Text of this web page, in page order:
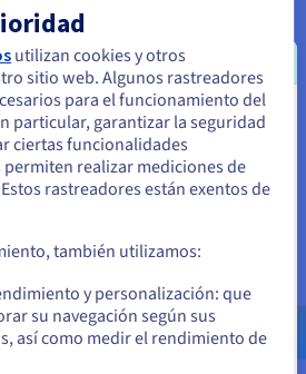
el servicio de almacenamiento
acceso para adaptarse a las cargas
en modo bloque a través de RBD,
a través del sistema de archivos
de objetos a través de
ubicado en Estados
desde Estados Unidos, deberá buscar
una cuenta.
Inglés USD - $
utilizan cookies y otros
sitio web. Algunos rastreadores
para el funcionamiento del
particular, garantizar la seguridad
ciertas funcionalidades
permiten realizar mediciones de
rastreadores están exentos de
también utilizamos:
y personalización: que
su navegación según sus
así como medir el rendimiento de